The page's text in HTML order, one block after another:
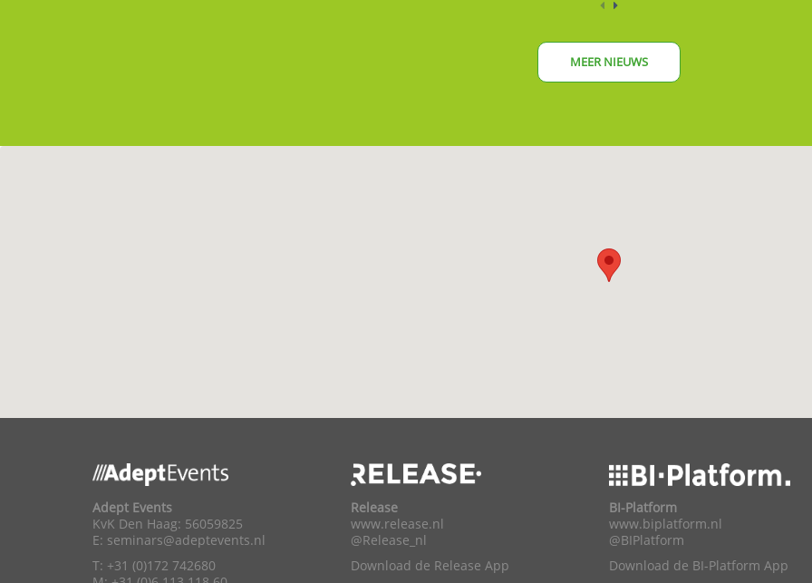
MEER NIEUWS
Adept Events
KvK Den Haag: 56059825
E: seminars@adeptevents.nl
T: +31 (0)172 742680
Release
www.release.nl
@Release_nl
Download de Release App
BI-Platform
www.biplatform.nl
@BIPlatform
Download de BI-Platform App